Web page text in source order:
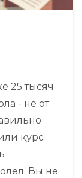
25 тысяч
- не от
курс
Вы не